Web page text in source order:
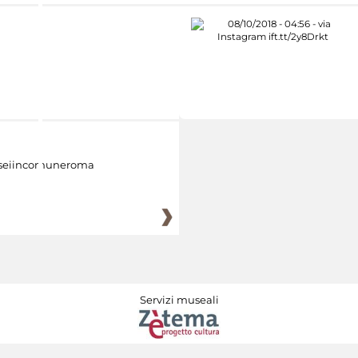
Servizi museali